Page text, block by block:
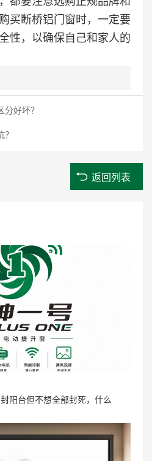
买断桥铝门窗时，一定要
性，以确保自己和家人的
分好坏？
返回列表
阳台但不想全部封死，什么